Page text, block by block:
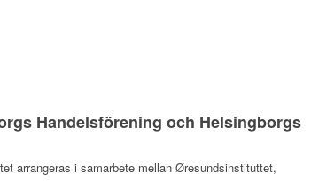
Handelsförening och Helsingborgs
arrangeras i samarbete mellan Øresundsinstituttet,